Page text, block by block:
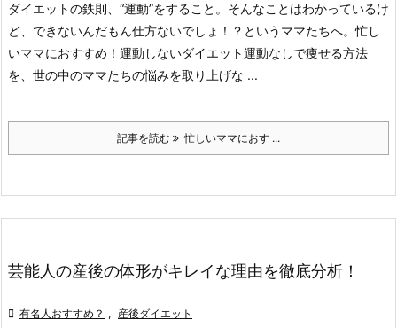
ダイエットの鉄則、“運動”をすること。そんなことはわかっているけ
ど、できないんだもん仕方ないでしょ！？というママたちへ。忙し
いママにおすすめ！運動しないダイエット運動なしで痩せる方法
を、世の中のママたちの悩みを取り上げな ...
記事を読む 忙しいママにおす ...
芸能人の産後の体形がキレイな理由を徹底分析！
 有名人おすすめ？ , 産後ダイエット